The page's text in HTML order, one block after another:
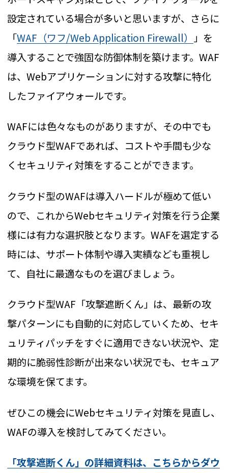
設定されている場合が多いと思いますが、さらに
「WAF（ワフ/Web Application Firewall） 」を
導入することで強固な防御体制を築けます。WAF
は、Webアプリケーションに対する攻撃に特化
したファイアウォールです。
WAFには色々なものがありますが、その中でも
クラウド型WAFであれば、コストや手間も少な
くセキュリティ対策をすることができます。
クラウド型のWAFは導入ハードルが極めて低い
ので、これからWebセキュリティ対策を行う企業
様には有力な選択肢となります。WAFを選定する
時には、サポート体制や導入実績なども重視し
て、自社に最適なものを選びましょう。
クラウド型WAF「攻撃遮断くん」は、最新の攻
撃パターンにも自動的に対応していくため、セキ
ュリティパッチをすぐに適用できない状況や、定
期的に脆弱性診断が出来ない状況でも、セキュア
な環境を保てます。
ぜひこの機会にWebセキュリティ対策を見直し、
WAFの導入を検討してみてください。
「攻撃遮断くん」の詳細資料は、こちらからダウ